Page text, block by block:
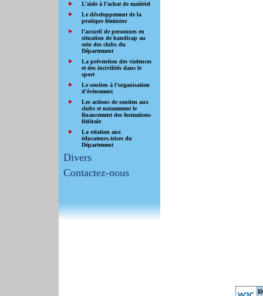
L’aide à l’achat de matériel
Le développement de la
pratique féminine
l’accueil de personnes en
situation de handicap au
sein des clubs du
Département
La prévention des violences
et des incivilités dans le
sport
Le soutien à l’organisation
d’évènement
Les actions de soutien aux
clubs et notamment le
financement des formations
fédérale
La relation aux
éducateurs.trices du
Département
Divers
Contactez-nous